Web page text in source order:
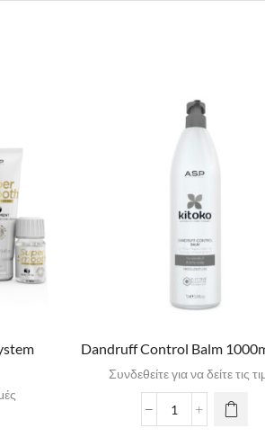
Dandruff Control Balm
Συνδεθείτε για να δείτε τις